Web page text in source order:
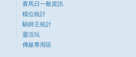
賽馬日一般資訊
檔位統計
騎師王統計
靈活玩
傳媒專用區